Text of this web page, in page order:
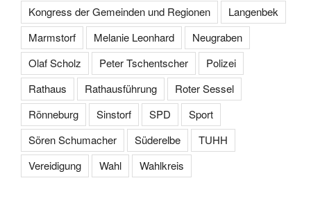
Kongress der Gemeinden und Regionen
Langenbek
Marmstorf
Melanie Leonhard
Neugraben
Olaf Scholz
Peter Tschentscher
Polizei
Rathaus
Rathausführung
Roter Sessel
Rönneburg
Sinstorf SPD
Sport
Sören Schumacher
Süderelbe
TUHH
Vereidigung
Wahl Wahlkreis